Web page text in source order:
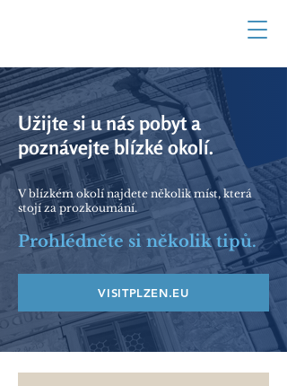
Užijte si u nás pobyt a
poznávejte blízké okolí.
V blízkém okolí najdete několik míst, která
stojí za prozkoumání.
Prohlédněte si několik tipů.
VISITPLZEN.EU